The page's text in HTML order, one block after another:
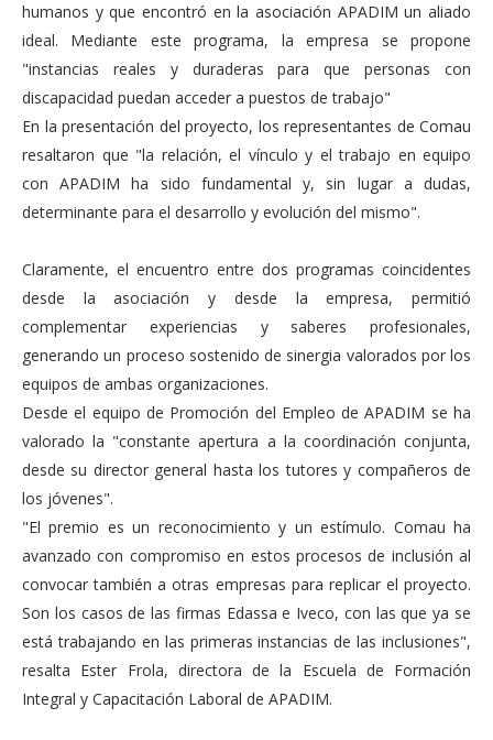
humanos y que encontró en la asociación APADIM un aliado
ideal. Mediante este programa, la empresa se propone
"instancias reales y duraderas para que personas con
discapacidad puedan acceder a puestos de trabajo"
En la presentación del proyecto, los representantes de Comau
resaltaron que "la relación, el vínculo y el trabajo en equipo
con APADIM ha sido fundamental y, sin lugar a dudas,
determinante para el desarrollo y evolución del mismo".
Claramente, el encuentro entre dos programas coincidentes
desde la asociación y desde la empresa, permitió
complementar experiencias y saberes profesionales,
generando un proceso sostenido de sinergia valorados por los
equipos de ambas organizaciones.
Desde el equipo de Promoción del Empleo de APADIM se ha
valorado la "constante apertura a la coordinación conjunta,
desde su director general hasta los tutores y compañeros de
los jóvenes".
"El premio es un reconocimiento y un estímulo. Comau ha
avanzado con compromiso en estos procesos de inclusión al
convocar también a otras empresas para replicar el proyecto.
Son los casos de las firmas Edassa e Iveco, con las que ya se
está trabajando en las primeras instancias de las inclusiones",
resalta Ester Frola, directora de la Escuela de Formación
Integral y Capacitación Laboral de APADIM.